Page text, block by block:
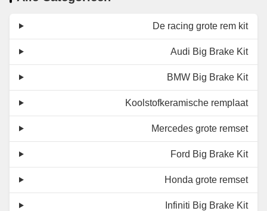
De racing grote rem kit
Audi Big Brake Kit
BMW Big Brake Kit
Koolstofkeramische remplaat
Mercedes grote remset
Ford Big Brake Kit
Honda grote remset
Infiniti Big Brake Kit